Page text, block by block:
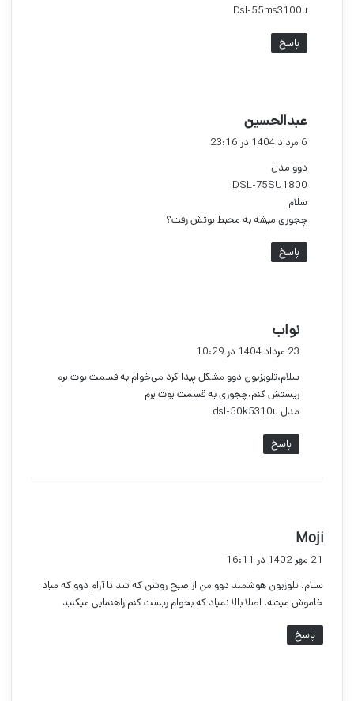
Dsl-55ms3100u
پاسخ
عبدالحسین
ت
6 مرداد 1404 در 23:16
دوو مدل
DSL-75SU1800
سلام
چجوری میشه به محیط بوتش رفت؟
پاسخ
نواب
ف
:
23 مرداد 1404 در 10:29
سلام،تلویزیون دوو مشکل پیدا کرد می‌خوام به قسمت بوت برم
ریستش کنم،چجوری به قسمت بوت برم
مدل dsl-50k5310u
پاسخ
Moji
ف
ت
:
21 مهر 1402 در 16:11
سلام. تلوزیون هوشمند دوو من از صبح روشن که شد تا آرام دوو که میاد
خاموش میشه. اصلا بالا نمیاد که بخوام ریست کنم راهنمایی میکنید
پاسخ